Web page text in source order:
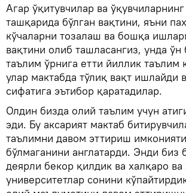
Агар ўқитувчилар ва
ташқарида бўлган вақтини, яъни
кўчаларни тозалаш ва бошқа
вақтини олиб ташласангиз, унда
таълим ўрнига етти йиллик таълим
улар мактабда тўлиқ вақт ишлайди
сифатига эътибор қаратадилар.
Олдин бизда олий таълим учун
эди. Бу аксарият мактаб
таълимни давом эттириш
бўлмаганини англатарди. Энди биз
деярли бекор қилдик ва халқаро ва
университетлар сонини